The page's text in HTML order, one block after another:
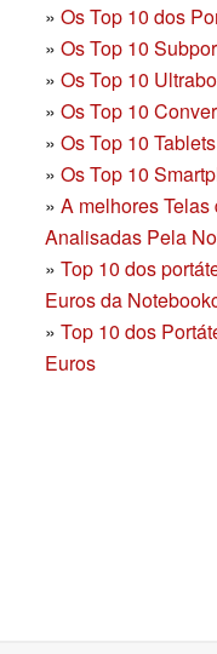
» Os Top 10 dos
» Os Top 10
» Os Top 10
» Os Top 10
» Os Top 10 Tablets
» Os Top 10
» A melhores Telas
Analisadas Pela
» Top 10 dos
Euros da
» Top 10 dos
Euros